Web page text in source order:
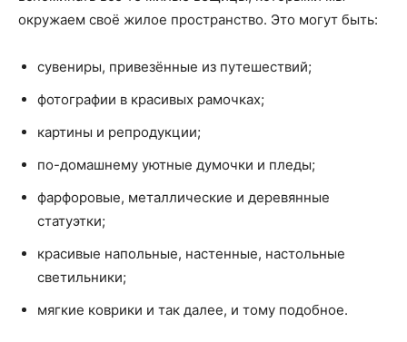
окружаем своё жилое пространство. Это могут быть:
сувениры, привезённые из путешествий;
фотографии в красивых рамочках;
картины и репродукции;
по-домашнему уютные думочки и пледы;
фарфоровые, металлические и деревянные
статуэтки;
красивые напольные, настенные, настольные
светильники;
мягкие коврики и так далее, и тому подобное.